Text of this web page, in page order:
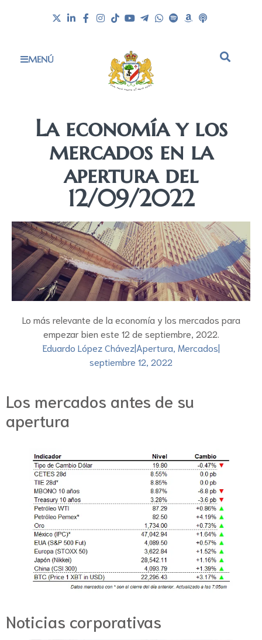
MENÚ
La economía y los
mercados en la
apertura del
12/09/2022
Lo más relevante de la economía y los mercados para
empezar bien este 12 de septiembre, 2022.
Eduardo López Chávez|Apertura, Mercados|
septiembre 12, 2022
Los mercados antes de su
apertura
Noticias corporativas